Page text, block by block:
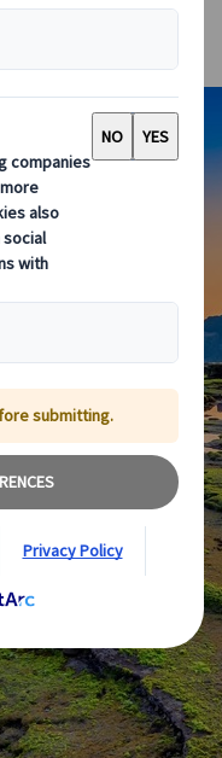
lebendige Kultur auf